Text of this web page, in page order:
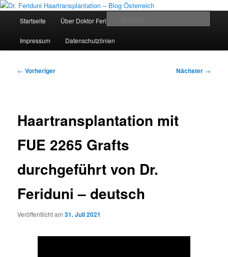
Zum
springenDr. Feriduni Haartransplantation –
Videos, Ergebnisse, Bilder
Startseite Über Doktor Feriduni und Team
Impressum Datenschutzlinien
Beitragsnavigation
← Vorheriger Nächster →
Haartransplantation mit
FUE 2265 Grafts
durchgeführt von Dr.
Feriduni – deutsch
Veröffentlicht am31. Juli 2021